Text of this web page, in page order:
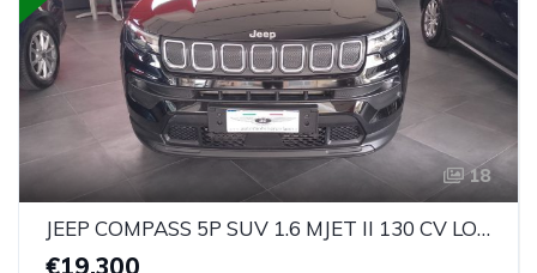
18
JEEP COMPASS 5P SUV 1.6 MJET II 130 CV LONGITUDE EURO 6 D
€19,300